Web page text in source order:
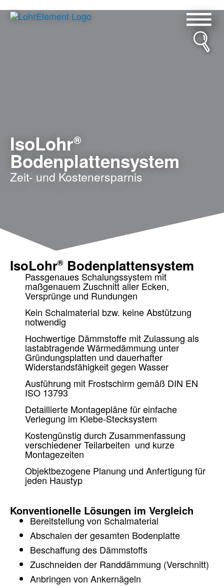
IsoLohr®
Bodenplattensystem
Zeit- und Kostenersparnis
IsoLohr® Bodenplattensystem
Passgenaues Schalungssystem mit
maßgenauem Zuschnitt aller Ecken,
Versprünge und Rundungen
Kein Schalmaterial bzw. keine Abstützung
notwendig
Hochwertige Dämmstoffe mit Zulassung als
lastabtragende Wärmedämmung unter
Gründungsplatten und dauerhafter
Widerstandsfähigkeit gegen Wasser
Ausführung mit Frostschirm gemäß DIN EN
ISO 13793
Detaillierte Montagepläne für einfache
Verlegung im Klebe-Stecksystem
Kostengünstig durch Zusammenfassung
verschiedener Teilarbeiten und kurze
Montagezeiten
Objektbezogene Planung und Anfertigung für
jeden Haustyp
Konventionelle Lösungen im Vergleich
Bereitstellung von Schalmaterial
Abschalen der gesamten Bodenplatte
Beschaffung des Dämmstoffs
Zuschneiden der Randdämmung (Verschnitt)
Anbringen von Ankernägeln